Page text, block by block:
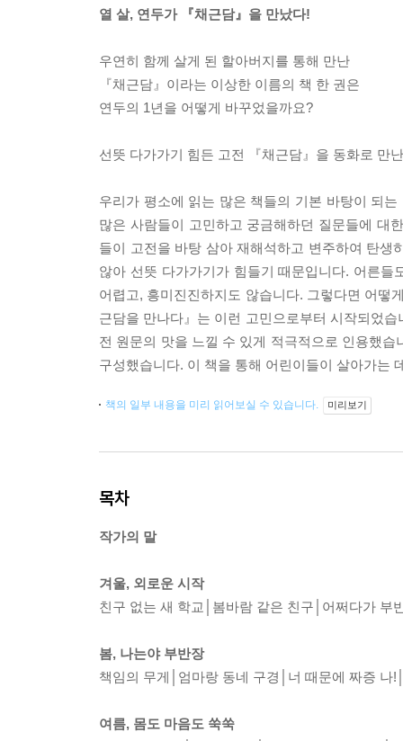
열 살, 연두가 『채근담』을 만났다!
우연히 함께 살게 된 할아버지를 통해 만난
『채근담』이라는 이상한 이름의 책 한 권은
연두의 1년을 어떻게 바꾸었을까요?
선뜻 다가가기 힘든 고전 『채근담』을 동화로 만
우리가 평소에 읽는 많은 책들의 기본 바탕이 되
많은 사람들이 고민하고 궁금해하던 질문들에 대
들이 고전을 바탕 삼아 재해석하고 변주하여 탄
않아 선뜻 다가가기가 힘들기 때문입니다. 어른
어렵고, 흥미진진하지도 않습니다. 그렇다면 어떻
근담을 만나다』는 이런 고민으로부터 시작되었
전 원문의 맛을 느낄 수 있게 적극적으로 인용했
구성했습니다. 이 책을 통해 어린이들이 살아가는
책의 일부 내용을 미리 읽어보실 수 있습니다. 미리보기
목차
작가의 말
겨울, 외로운 시작
친구 없는 새 학교│봄바람 같은 친구│어쩌다가 부
봄, 나는야 부반장
책임의 무게│엄마랑 동네 구경│너 때문에 짜증
여름, 몸도 마음도 쑥쑥